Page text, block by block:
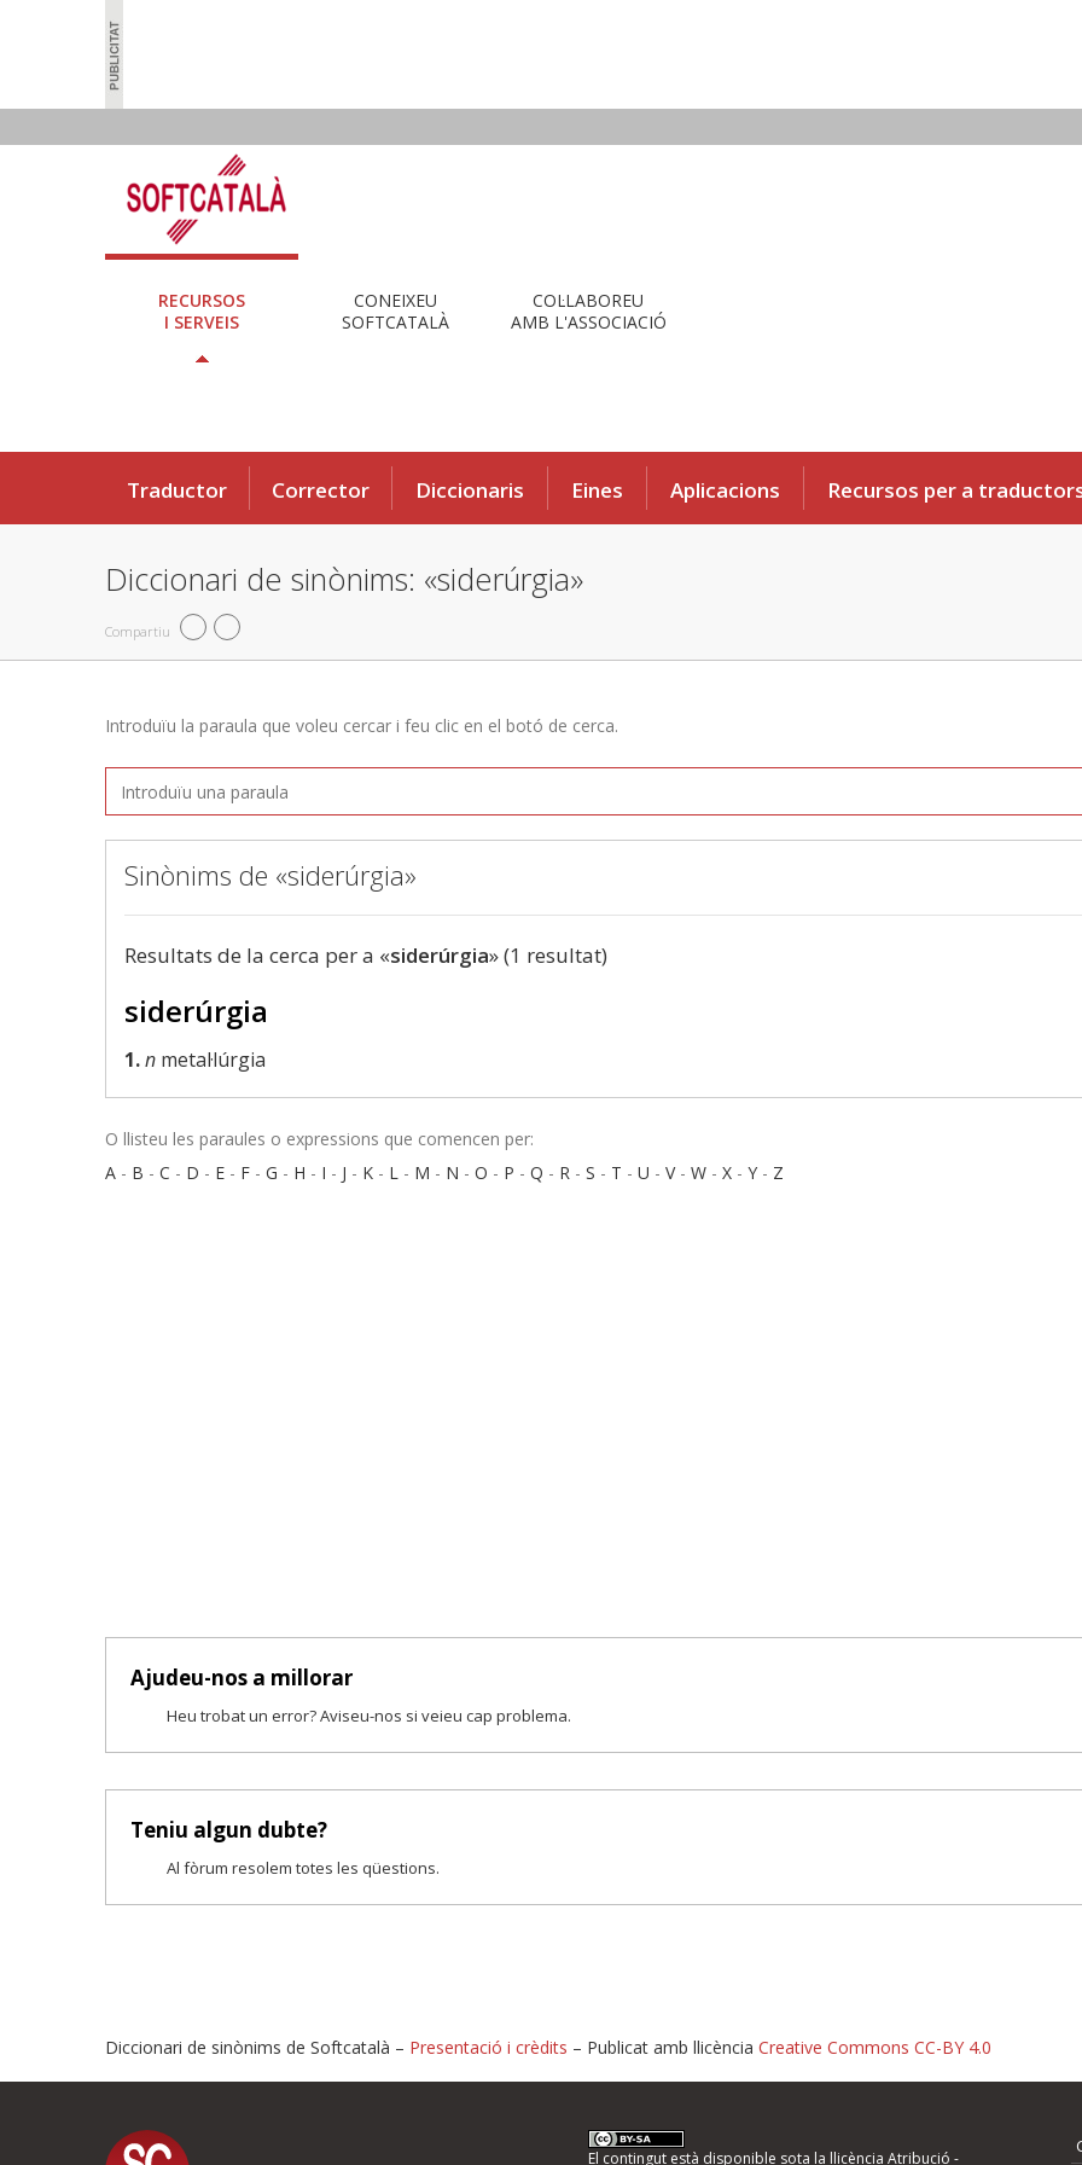
RECURSOS
I SERVEIS
CONEIXEU
SOFTCATALÀ
COL·LABOREU
AMB L'ASSOCIACIÓ
Traductor Corrector Diccionaris Eines Aplicacions Recursos per a
Diccionari de sinònims: «siderúrgia»
Compartiu
Introduïu la paraula que voleu cercar i feu clic en el botó de cerca.
Sinònims de «siderúrgia»
Resultats de la cerca per a «siderúrgia» (1 resultat)
siderúrgia
1.n metal·lúrgia
O llisteu les paraules o expressions que comencen per:
A - B - C - D - E - F - G - H - I - J - K - L - M - N - O - P - Q - R - S - T - U - V- W - X - Y - Z
Ajudeu-nos a millorar
Heu trobat un error? Aviseu-nos si veieu cap problema.
Teniu algun dubte?
Al fòrum resolem totes les qüestions.
Proposeu-nos millores o informeu d'errors
Diccionari de sinònims de Softcatalà – Presentació i crèdits – Publicat amb llicència Creative Commons CC-BY 4.0
El contingut està disponible sota la llicència Atribució -